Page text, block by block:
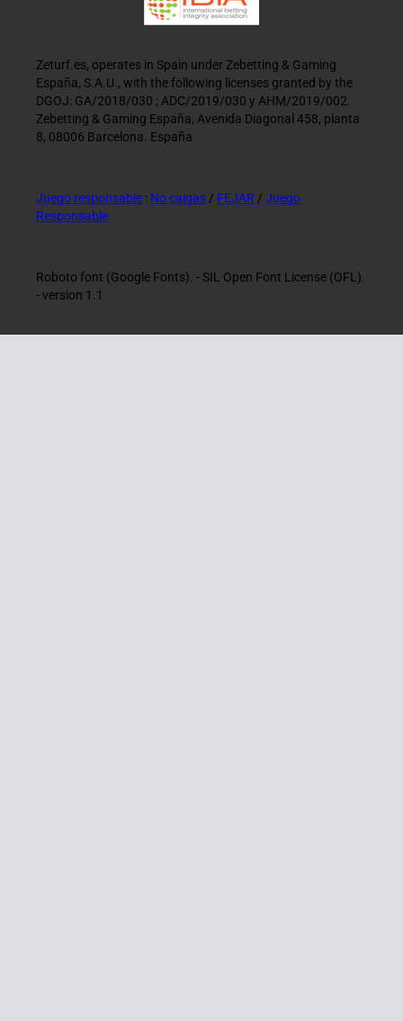
Zeturf.es, operates in Spain under Zebetting & Gaming
España, S.A.U., with the following licenses granted by the
DGOJ: GA/2018/030 ; ADC/2019/030 y AHM/2019/002.
Zebetting & Gaming España, Avenida Diagonal 458, planta
8, 08006 Barcelona. España
Juego responsable : No caigas / FEJAR / Juego
Responsable
Roboto font (Google Fonts). - SIL Open Font License (OFL)
- version 1.1